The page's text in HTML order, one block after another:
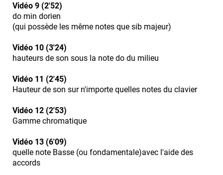
Vidéo 9 (2'52)
do min dorien
(qui possède les même notes que sib majeur)
Vidéo 10 (3'24)
hauteurs de son sous la note do du milieu
Vidéo 11 (2'45)
Hauteur de son sur n'importe quelles notes du clavier
Vidéo 12 (2'53)
Gamme chromatique
Vidéo 13 (6'09)
quelle note Basse (ou fondamentale)avec l'aide des
accords